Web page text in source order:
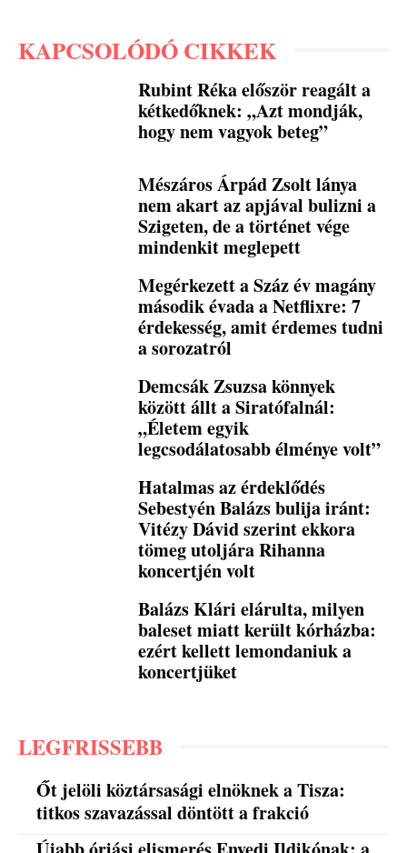
KAPCSOLÓDÓ CIKKEK
Rubint Réka először reagált a
kétkedőknek: „Azt mondják,
hogy nem vagyok beteg”
Mészáros Árpád Zsolt lánya
nem akart az apjával bulizni a
Szigeten, de a történet vége
mindenkit meglepett
Megérkezett a Száz év magány
második évada a Netflixre: 7
érdekesség, amit érdemes tudni
a sorozatról
Demcsák Zsuzsa könnyek
között állt a Siratófalnál:
„Életem egyik
legcsodálatosabb élménye volt”
Hatalmas az érdeklődés
Sebestyén Balázs bulija iránt:
Vitézy Dávid szerint ekkora
tömeg utoljára Rihanna
koncertjén volt
Balázs Klári elárulta, milyen
baleset miatt került kórházba:
ezért kellett lemondaniuk a
koncertjüket
LEGFRISSEBB
Őt jelöli köztársasági elnöknek a Tisza:
titkos szavazással döntött a frakció